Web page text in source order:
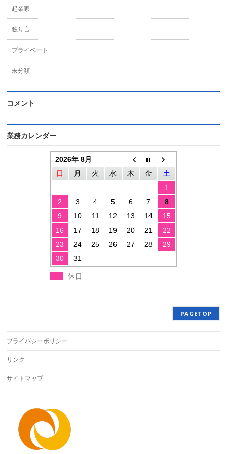
起業家
独り言
プライベート
未分類
コメント
業務カレンダー
2026年 8月
日
月 火 水 木 金
土
1
2
3 4 5 6 7
8
9
10 11 12 13 14
15
16
17 18 19 20 21
22
23
24 25 26 27 28
29
30
31
休日
PAGETOP
プライバシーポリシー
リンク
サイトマップ